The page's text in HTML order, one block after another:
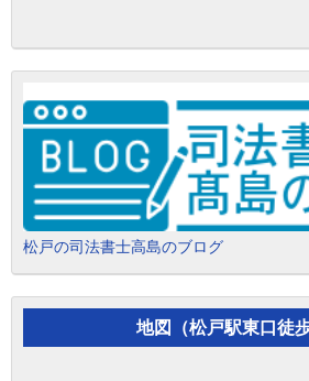
松戸の司法書士高島のブログ
地図（松戸駅東口徒歩